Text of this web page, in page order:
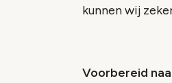
kunnen wij
Voorbereid